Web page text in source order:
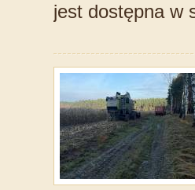
jest dostępna w